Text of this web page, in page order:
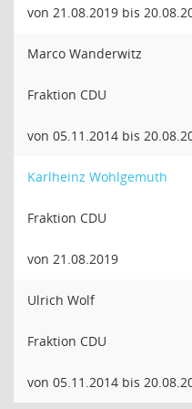
von 21.08.2019 bis
Marco Wanderwitz
Fraktion CDU
von 05.11.2014 bis
Karlheinz Wohlgemuth
Fraktion CDU
von 21.08.2019
Ulrich Wolf
Fraktion CDU
von 05.11.2014 bis